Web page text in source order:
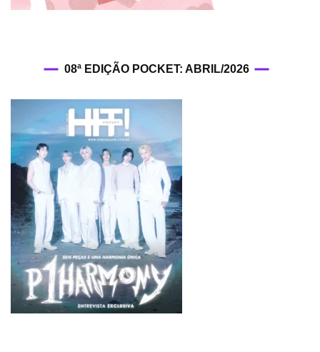
08ª EDIÇÃO POCKET: ABRIL/2026